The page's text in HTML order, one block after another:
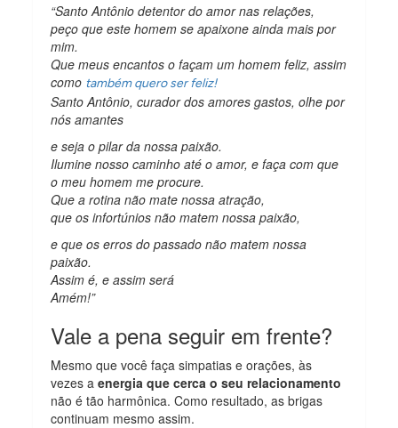
“Santo Antônio detentor do amor nas relações,
peço que este homem se apaixone ainda mais por
mim.
Que meus encantos o façam um homem feliz, assim
como também quero ser feliz!
Santo Antônio, curador dos amores gastos, olhe por
nós amantes
e seja o pilar da nossa paixão.
Ilumine nosso caminho até o amor, e faça com que
o meu homem me procure.
Que a rotina não mate nossa atração,
que os infortúnios não matem nossa paixão,
e que os erros do passado não matem nossa
paixão.
Assim é, e assim será
Amém!”
Vale a pena seguir em frente?
Mesmo que você faça simpatias e orações, às
vezes aenergia que cerca o seu relacionamento
não é tão harmônica. Como resultado, as brigas
continuam mesmo assim.